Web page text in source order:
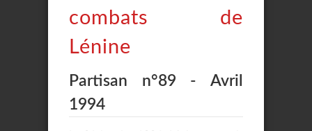
combats de
Lénine
Partisan n°89 - Avril
1994